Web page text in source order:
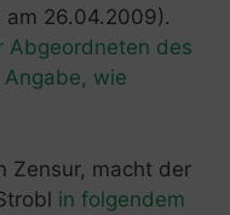
26.04.2009).
Abgeordneten des
wie
Zensur, macht der
in folgendem